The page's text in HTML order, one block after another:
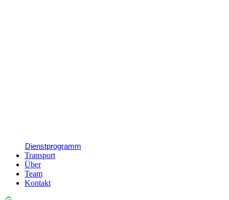
Dienstprogramm
Transport
Über
Team
Kontakt